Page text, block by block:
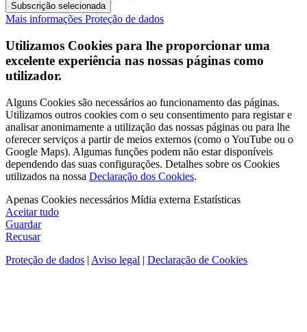
Subscrição selecionada
Mais informações Proteção de dados
Utilizamos Cookies para lhe proporcionar uma
excelente experiência nas nossas páginas como
utilizador.
Alguns Cookies são necessários ao funcionamento das páginas.
Utilizamos outros cookies com o seu consentimento para registar e
analisar anonimamente a utilização das nossas páginas ou para lhe
oferecer serviços a partir de meios externos (como o YouTube ou o
Google Maps). Algumas funções podem não estar disponíveis
dependendo das suas configurações. Detalhes sobre os Cookies
utilizados na nossa Declaração dos Cookies.
Apenas Cookies necessários Mídia externa Estatísticas
Aceitar tudo
Guardar
Recusar
Proteção de dados | Aviso legal | Declaração de Cookies